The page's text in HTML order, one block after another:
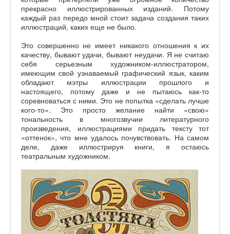
прекрасно иллюстрированных изданий. Потому
каждый раз передо мной стоит задача создания таких
иллюстраций, каких еще не было.
Это совершенно не имеет никакого отношения к их
качеству, бывают удачи, бывают неудачи. Я не считаю
себя серьезным художником-иллюстратором,
имеющим свой узнаваемый графический язык, каким
обладают мэтры иллюстрации прошлого и
настоящего, потому даже и не пытаюсь как-то
соревноваться с ними. Это не попытка «сделать лучше
кого-то». Это просто желание найти «свою»
тональность в многозвучии литературного
произведения, иллюстрациями придать тексту тот
«оттенок», что мне удалось почувствовать. На самом
деле, даже иллюстрируя книги, я остаюсь
театральным художником.